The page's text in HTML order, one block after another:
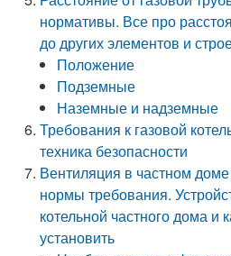
нормативы. Все про
до других элементов и
Положение
Подземные
Наземные и надземные
Требования к газовой
техника безопасности
Вентиляция в частном доме
нормы требования.
котельной частного дома и
установить